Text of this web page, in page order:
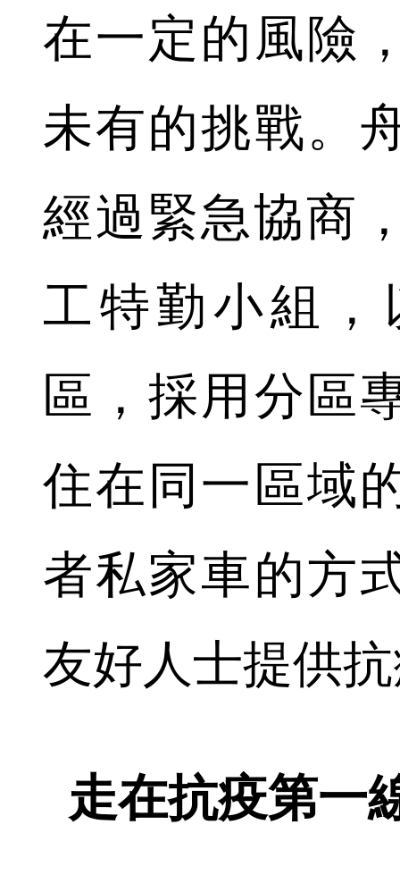
在一定的風險
未有的挑戰。
經過緊急協商
工特勤小組
區，採用分區
住在同一區域
者私家車的方
友好人士提供
走在抗疫第一